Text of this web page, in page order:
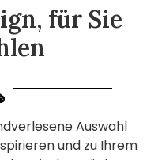
für Sie
Auswahl
und zu Ihrem